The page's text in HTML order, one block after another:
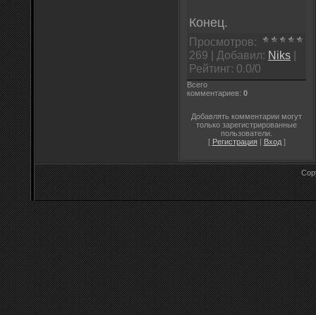
Конец.
Просмотров:
269 | Добавил: Niks |
Рейтинг: 0.0/0
Всего
комментариев: 0
Добавлять комментарии могут
только зарегистрированные
пользователи.
[ Регистрация| Вход]